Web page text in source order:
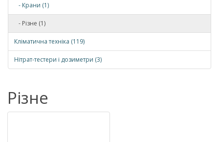
- Крани (1)
- Різне (1)
Кліматична техніка (119)
Нітрат-тестери і дозиметри (3)
Різне